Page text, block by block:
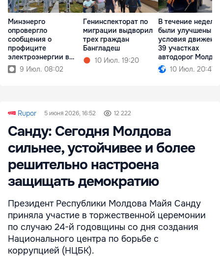
Минэнерго
опровергло
сообщения о
профиците
электроэнергии в
Молдове
9 Июл. 08:02
Генинспекторат по
миграции выдворил
трех граждан
Бангладеш
10 Июл. 19:20
В течение недели
были улучшены
условия
39 участках
автодорог
10 Июл. 20:47
Rupor 5 июня 2026, 16:52 12 222
Санду: Сегодня Молдова
сильнее, устойчивее и более
решительно настроена
защищать демократию
Президент Республики Молдова Майя Санду
приняла участие в торжественной церемонии
по случаю 24-й годовщины со дня создания
Национального центра по борьбе с
коррупцией (НЦБК).